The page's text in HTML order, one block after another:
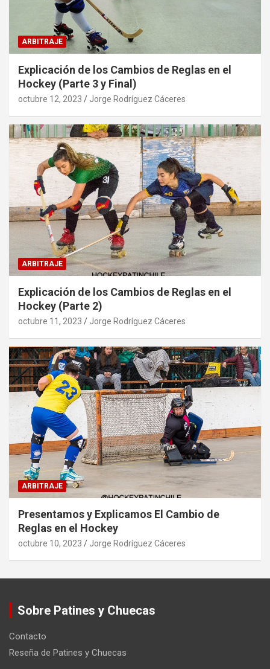
ARBITRAJE
Explicación de los Cambios de Reglas en el
Hockey (Parte 3 y Final)
octubre 12, 2023 Jorge Rodríguez Cáceres
ARBITRAJE
Explicación de los Cambios de Reglas en el
Hockey (Parte 2)
octubre 11, 2023 Jorge Rodríguez Cáceres
ARBITRAJE
Presentamos y Explicamos El Cambio de
Reglas en el Hockey
octubre 10, 2023 Jorge Rodríguez Cáceres
Sobre Patines y Chuecas
Contacto
Reseña de Patines y Chuecas